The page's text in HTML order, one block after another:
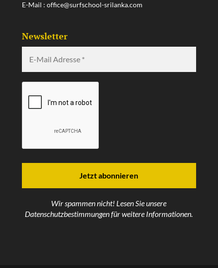
E-Mail : office@surfschool-srilanka.com
Newsletter
Wir spammen nicht! Lesen Sie unsere
Datenschutzbestimmungenfür weitere Informationen.